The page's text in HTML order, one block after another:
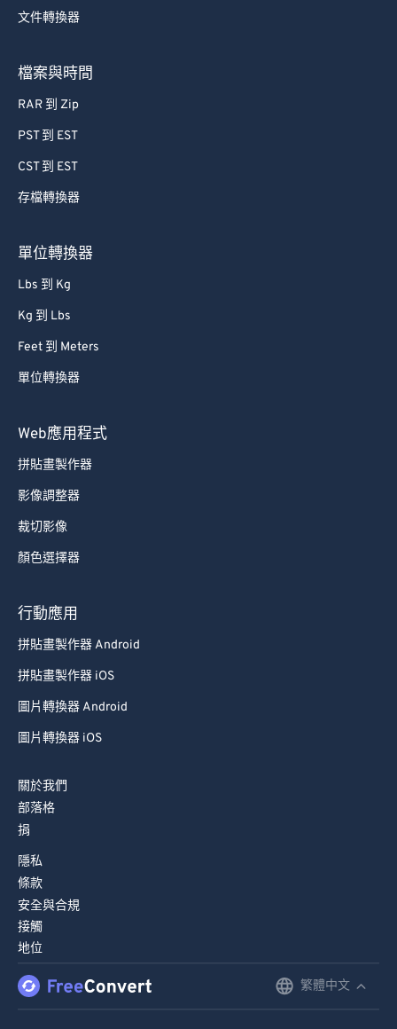
文件轉換器
檔案與時間
RAR 到 Zip
PST 到 EST
CST 到 EST
存檔轉換器
單位轉換器
Lbs 到 Kg
Kg 到 Lbs
Feet 到 Meters
單位轉換器
Web應用程式
拼貼畫製作器
影像調整器
裁切影像
顏色選擇器
行動應用
拼貼畫製作器 Android
拼貼畫製作器 iOS
圖片轉換器 Android
圖片轉換器 iOS
關於我們
部落格
捐
隱私
條款
安全與合規
接觸
地位
繁體中文